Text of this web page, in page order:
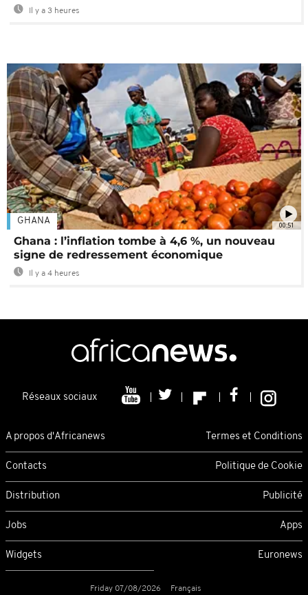
Il y a 3 heures
00:51
GHANA
Ghana : l’inflation tombe à 4,6 %, un nouveau
signe de redressement économique
Il y a 4 heures
Réseaux sociaux
A propos d'Africanews Termes et Conditions
Contacts Politique de Cookie
Distribution Publicité
Jobs Apps
Widgets Euronews
Friday 07/08/2026